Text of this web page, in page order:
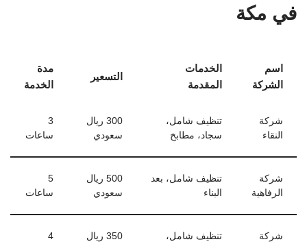
في مكة
اسم
الشركة
الخدمات
المقدمة
التسعير
مدة
الخدمة
شركة
النقاء
تنظيف شامل،
سجاد، مطابخ
300 ريال
سعودي
3
ساعات
شركة
الرفاهية
تنظيف شامل، بعد
البناء
500 ريال
سعودي
5
ساعات
شركة
تنظيف شامل،
350 ريال
4